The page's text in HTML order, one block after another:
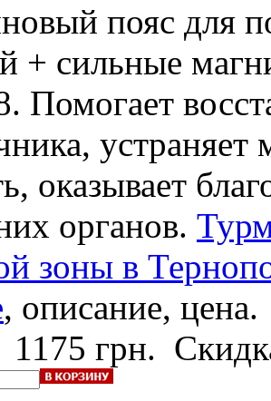
пояс для
сильные
Помогает
оказывает
органов.
зоны в
, описание, цена.
1175 грн.